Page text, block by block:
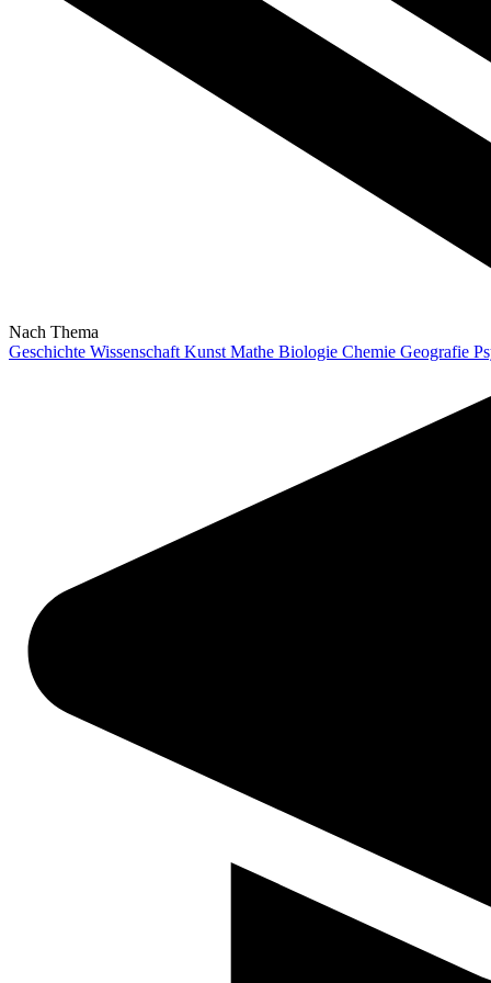
Nach Thema
Geschichte Wissenschaft Kunst Mathe Biologie Chemie Geografie